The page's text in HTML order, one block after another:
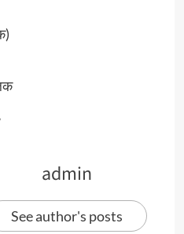
admin
See author's posts